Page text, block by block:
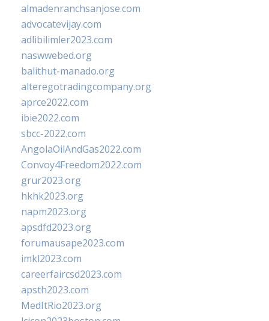
almadenranchsanjose.com
advocatevijay.com
adlibilimler2023.com
naswwebed.org
balithut-manado.org
alteregotradingcompany.org
aprce2022.com
ibie2022.com
sbcc-2022.com
AngolaOilAndGas2022.com
Convoy4Freedom2022.com
grur2023.org
hkhk2023.org
napm2023.org
apsdfd2023.org
forumausape2023.com
imkl2023.com
careerfaircsd2023.com
apsth2023.com
MedItRio2023.org